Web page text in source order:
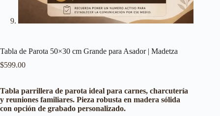
Tabla de Parota 50×30 cm Grande para Asador | Madetza
$599.00
Tabla parrillera de parota ideal para carnes, charcutería
y reuniones familiares. Pieza robusta en madera sólida
con opción de grabado personalizado.